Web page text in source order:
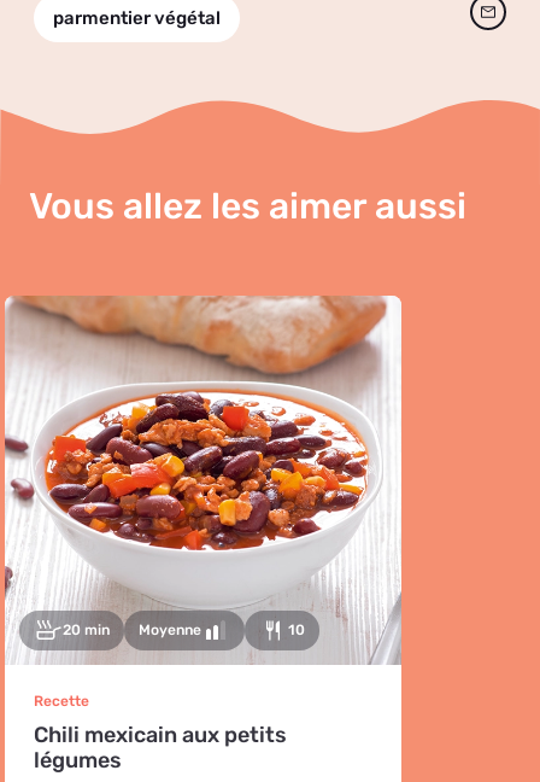
parmentier végétal
Vous allez les aimer aussi
20 min Moyenne 10
Recette
Chili mexicain aux petits
légumes